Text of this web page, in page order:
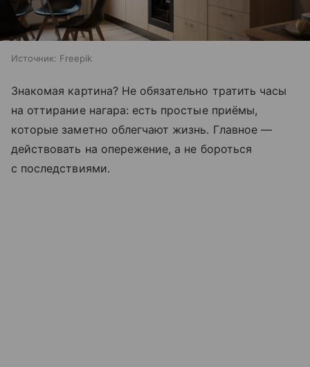
Источник: Freepik
Знакомая картина? Не обязательно тратить часы
на оттирание нагара: есть простые приёмы,
которые заметно облегчают жизнь. Главное —
действовать на опережение, а не бороться
с последствиями.